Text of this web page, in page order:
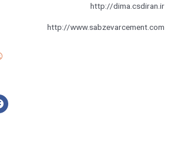
http://dima.csdiran.ir
http://www.sabzevarcement.com